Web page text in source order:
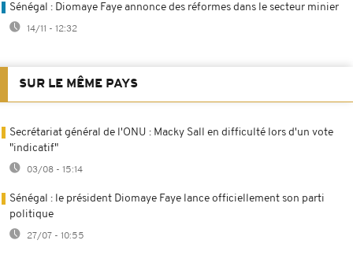
Sénégal : Diomaye Faye annonce des réformes dans le secteur minier
14/11 - 12:32
SUR LE MÊME PAYS
Secrétariat général de l'ONU : Macky Sall en difficulté lors d'un vote
"indicatif"
03/08 - 15:14
Sénégal : le président Diomaye Faye lance officiellement son parti
politique
27/07 - 10:55